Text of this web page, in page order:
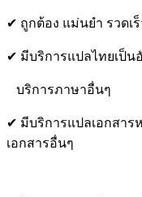
✔ ถูกต้อง แม่นยำ รวดเ
✔ มีบริการแปลไทยเป็น
บริการภาษาอื่นๆ
✔ มีบริการแปลเอกสาร
เอกสารอื่นๆ